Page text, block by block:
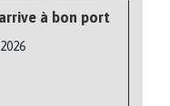
à bon port